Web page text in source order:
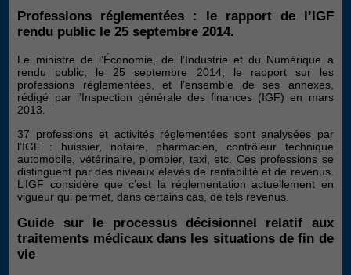
Professions réglementées : le rapport de l’IGF
rendu public le 25 septembre 2014.
Le ministre de l’Économie, de l’Industrie et du Numérique a
rendu public, le 25 septembre 2014, le rapport sur les
professions réglementées, et l’ensemble de ses annexes,
rédigé par l’Inspection générale des finances (IGF) en mars
2013.
37 professions et activités réglementées sont analysées par
l’IGF : huissier, notaire, pharmacien, contrôleur technique
automobile, vétérinaire, plombier, taxi, etc. Ces professions se
distinguent par des niveaux élevés de rentabilité et de revenus.
L’IGF considère que c’est la réglementation actuellement en
vigueur qui permet, dans certains cas, de tels revenus.
Guide sur le processus décisionnel relatif aux
traitements médicaux dans les situations de fin de
vie